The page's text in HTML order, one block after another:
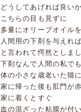
どうしてあげれば良い
こちらの目も見ずに
多量にオリーブオイル
人間用の下剤を与えれ
と言われて愕然としまし
下剤なんで人間の私で
体の小さな歳老いた猫
家に帰った後も肛門が
家に着くとすぐ
血の混ざった粘膜が付